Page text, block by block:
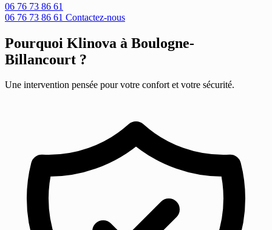
06 76 73 86 61
06 76 73 86 61 Contactez-nous
Pourquoi Klinova à Boulogne-
Billancourt ?
Une intervention pensée pour votre confort et votre sécurité.